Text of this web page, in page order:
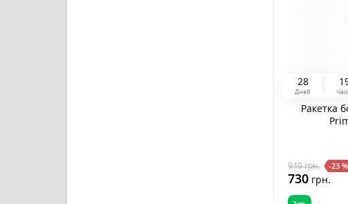
28
Дней
1
Ракетка
949грн. -23 %
730грн.